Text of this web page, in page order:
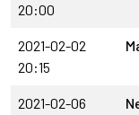
20:00
2021-02-02
20:15
2021-02-06